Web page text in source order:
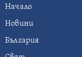
Начало
Новини
България